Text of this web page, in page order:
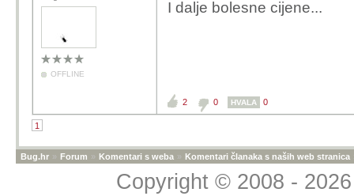
OFFLINE
I dalje bolesne cijene...
2 0 HVALA 0
1
Bug.hr » Forum » Komentari s weba » Komentari članaka s naših web stranica
Copyright © 2008 -